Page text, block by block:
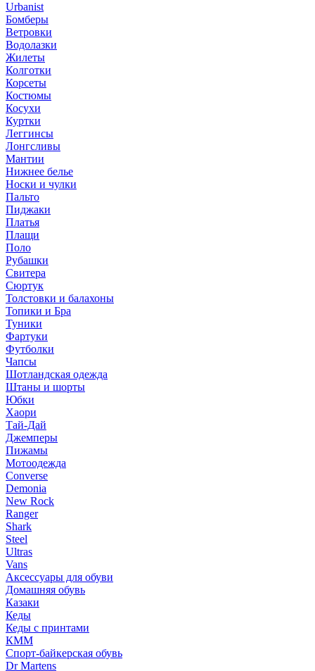
Urbanist
Бомберы
Ветровки
Водолазки
Жилеты
Колготки
Корсеты
Костюмы
Косухи
Куртки
Леггинсы
Лонгсливы
Мантии
Нижнее белье
Носки и чулки
Пальто
Пиджаки
Платья
Плащи
Поло
Рубашки
Свитера
Сюртук
Толстовки и балахоны
Топики и Бра
Туники
Фартуки
Футболки
Чапсы
Шотландская одежда
Штаны и шорты
Юбки
Хаори
Тай-Дай
Джемперы
Пижамы
Мотоодежда
Converse
Demonia
New Rock
Ranger
Shark
Steel
Ultras
Vans
Аксессуары для обуви
Домашняя обувь
Казаки
Кеды
Кеды с принтами
КММ
Спорт-байкерская обувь
Dr Martens